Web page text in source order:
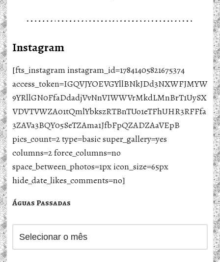
Instagram
[fts_instagram instagram_id=17841405821675374
access_token=IGQVJYOEVGYllBNkJDd3NXWFJMYW
9YRllGN0FfaDdadjVvNnVIWWVrMkdLMnBrT1UySX
VDVTVWZA01tQmlYbkszRTBnTUo1eTFhUHR3RFFfa
3ZAVa3BQY05SeTZAma1JfbFpQZADZAaVEpB
pics_count=2 type=basic super_gallery=yes
columns=2 force_columns=no
space_between_photos=1px icon_size=65px
hide_date_likes_comments=no]
Águas Passadas